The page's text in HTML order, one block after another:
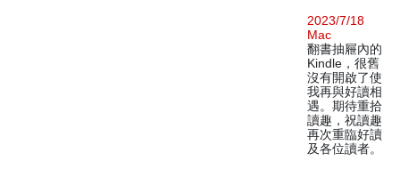
2023/7/18
Mac
翻書抽屜內的
Kindle，很舊
沒有開啟了使
我再與好讀相
遇。期待重拾
讀趣，祝讀趣
再次重臨好讀
及各位讀者。